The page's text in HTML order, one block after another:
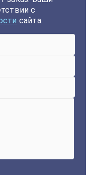
с
сайта.